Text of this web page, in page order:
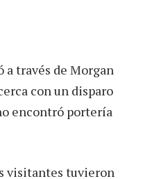
a través de Morgan
con un disparo
encontró portería
visitantes tuvieron